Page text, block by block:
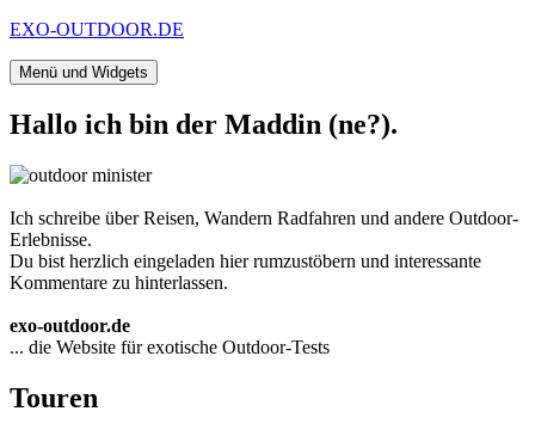
Zum
springen
EXO-OUTDOOR.DE
Menü und Widgets
Hallo ich bin der Maddin (ne?).
Ich schreibe über Reisen, Wandern Radfahren und andere Outdoor-
Erlebnisse.
Du bist herzlich eingeladen hier rumzustöbern und interessante
Kommentare zu hinterlassen.
exo-outdoor.de
... die Website für exotische Outdoor-Tests
Touren